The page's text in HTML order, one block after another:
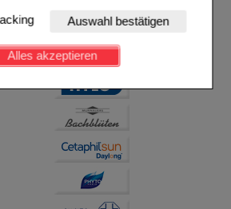
sind (z.B. Navigation, Warenkorb,
auf diese nicht verzichtet
ansprechender zu gestalten,
Seite an bevorzugte
(z.B. Spracheinstellung)
Cookies ermöglichen es uns
zugeschrittene Inhalte
Partnerprogramm zu
Auswahl bestätigen
Alles akzeptieren